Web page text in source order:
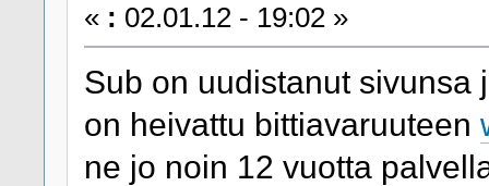
« : 02.01.12 - 19:02 »
Sub on uudistanut sivunsa
on heivattu bittiavaruuteen
ne jo noin 12 vuotta